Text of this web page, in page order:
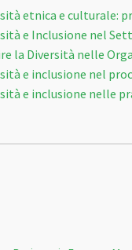
etnica e culturale:
e Inclusione nel
la Diversità nelle
e inclusione nel
e inclusione nelle